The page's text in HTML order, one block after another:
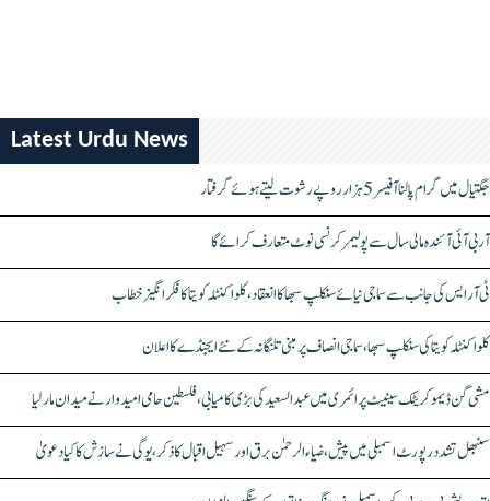
Latest Urdu News
جگتیال میں گرام پالنا آفیسر 5 ہزار روپے رشوت لیتے ہوئے گرفتار
آر بی آئی آئندہ مالی سال سے پولیمر کرنسی نوٹ متعارف کرائے گا
ٹی آر ایس کی جانب سے سماجی نیائے سنکلپ سبھا کا انعقاد، کلواکنٹلہ کویتا کا فکر انگیز خطاب
کلواکنٹلہ کویتا کی سنکلپ سبھا، سماجی انصاف پر مبنی تلنگانہ کے نئے ایجنڈے کا اعلان
مشی گن ڈیموکریٹک سینیٹ پرائمری میں عبدالسعید کی بڑی کامیابی، فلسطین حامی امیدوار نے میدان مار لیا
سنبھل تشدد رپورٹ اسمبلی میں پیش، ضیاء الرحمٰن برق اور سہیل اقبال کا ذکر، یوگی نے سازش کا کیا دعویٰ